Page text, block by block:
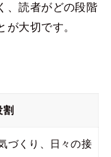
、読者がどの段階
大切です。
割
づくり、日々の接